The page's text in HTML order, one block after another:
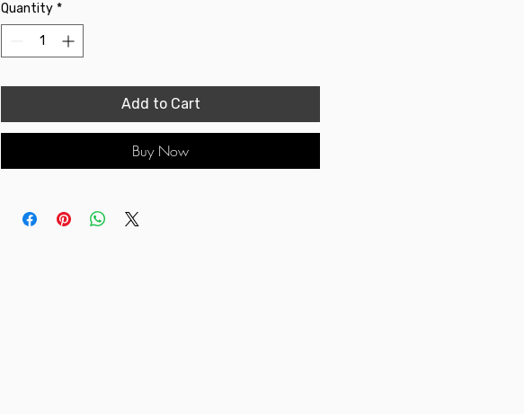
Quantity *
Add to Cart
Buy Now